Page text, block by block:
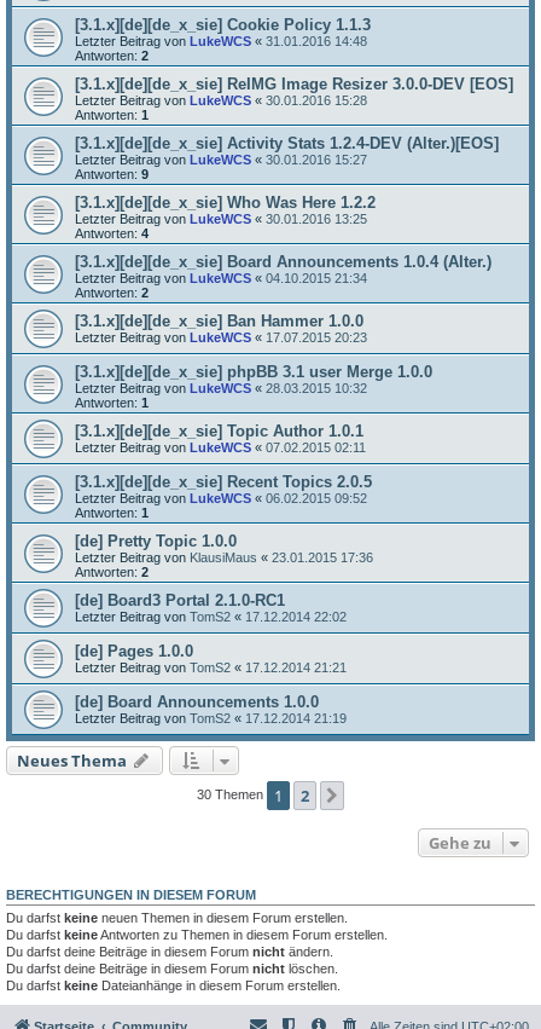
[3.1.x][de][de_x_sie] Cookie Policy 1.1.3
Letzter Beitrag von LukeWCS « 31.01.2016 14:48
Antworten: 2
[3.1.x][de][de_x_sie] ReIMG Image Resizer 3.0.0-DEV [EOS]
Letzter Beitrag von LukeWCS « 30.01.2016 15:28
Antworten: 1
[3.1.x][de][de_x_sie] Activity Stats 1.2.4-DEV (Alter.)[EOS]
Letzter Beitrag von LukeWCS « 30.01.2016 15:27
Antworten: 9
[3.1.x][de][de_x_sie] Who Was Here 1.2.2
Letzter Beitrag von LukeWCS « 30.01.2016 13:25
Antworten: 4
[3.1.x][de][de_x_sie] Board Announcements 1.0.4 (Alter.)
Letzter Beitrag von LukeWCS « 04.10.2015 21:34
Antworten: 2
[3.1.x][de][de_x_sie] Ban Hammer 1.0.0
Letzter Beitrag von LukeWCS « 17.07.2015 20:23
[3.1.x][de][de_x_sie] phpBB 3.1 user Merge 1.0.0
Letzter Beitrag von LukeWCS « 28.03.2015 10:32
Antworten: 1
[3.1.x][de][de_x_sie] Topic Author 1.0.1
Letzter Beitrag von LukeWCS « 07.02.2015 02:11
[3.1.x][de][de_x_sie] Recent Topics 2.0.5
Letzter Beitrag von LukeWCS « 06.02.2015 09:52
Antworten: 1
[de] Pretty Topic 1.0.0
Letzter Beitrag von KlausiMaus « 23.01.2015 17:36
Antworten: 2
[de] Board3 Portal 2.1.0-RC1
Letzter Beitrag von TomS2 « 17.12.2014 22:02
[de] Pages 1.0.0
Letzter Beitrag von TomS2 « 17.12.2014 21:21
[de] Board Announcements 1.0.0
Letzter Beitrag von TomS2 « 17.12.2014 21:19
Neues Thema
30 Themen 1 2
Gehe zu
BERECHTIGUNGEN IN DIESEM FORUM
Du darfst keine neuen Themen in diesem Forum erstellen.
Du darfst keineAntworten zu Themen in diesem Forum erstellen.
Du darfst deine Beiträge in diesem Forum nicht ändern.
Du darfst deine Beiträge in diesem Forum nicht löschen.
Du darfst keine Dateianhänge in diesem Forum erstellen.